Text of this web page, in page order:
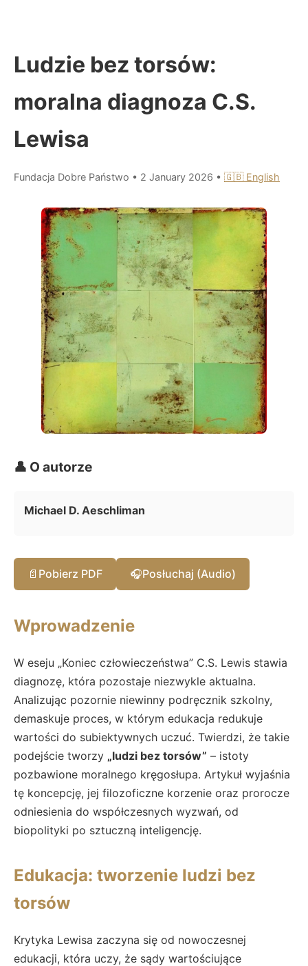
Ludzie bez torsów:
moralna diagnoza C.S.
Lewisa
Fundacja Dobre Państwo • 2 January 2026 • 🇬🇧 English
👤 O autorze
Michael D. Aeschliman
📄 Pobierz PDF 🎧Posłuchaj (Audio)
Wprowadzenie
W eseju „Koniec człowieczeństwa” C.S. Lewis stawia
diagnozę, która pozostaje niezwykle aktualna.
Analizując pozornie niewinny podręcznik szkolny,
demaskuje proces, w którym edukacja redukuje
wartości do subiektywnych uczuć. Twierdzi, że takie
podejście tworzy „ludzi bez torsów” – istoty
pozbawione moralnego kręgosłupa. Artykuł wyjaśnia
tę koncepcję, jej filozoficzne korzenie oraz prorocze
odniesienia do współczesnych wyzwań, od
biopolityki po sztuczną inteligencję.
Edukacja: tworzenie ludzi bez
torsów
Krytyka Lewisa zaczyna się od nowoczesnej
edukacji, która uczy, że sądy wartościujące